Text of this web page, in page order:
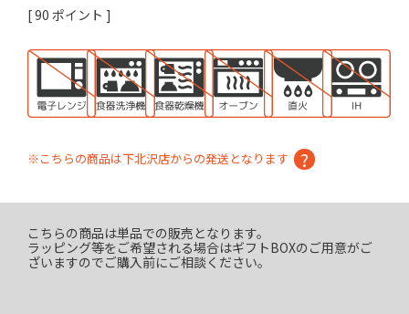
[90 ポイント ]
※こちらの商品は下北沢店からの発送となります
こちらの商品は単品での販売となります。
ラッピング等をご希望される場合はギフトBOXのご用意がご
ざいますのでご購入前にご相談ください。